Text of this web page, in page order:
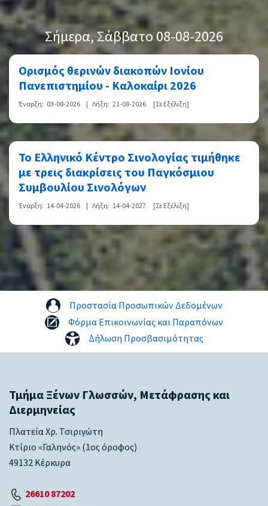
Σήμερα, Σάββατο 08-08-2026
Ορισμός θερινών διακοπών Ιονίου
Πανεπιστημίου - Καλοκαίρι 2026
Έναρξη: 03-08-2026 | Λήξη: 21-08-2026 [Σε Εξέλιξη]
Το Ελληνικό Κέντρο Σινολογίας τιμήθηκε
με τρεις διακρίσεις του Παγκόσμιου
Συμβουλίου Σινολόγων
Έναρξη: 14-04-2026 | Λήξη: 14-04-2027 [Σε Εξέλιξη]
Προστασία Προσωπικών Δεδομένων
Φόρμα Επικοινωνίας και Παραπόνων
Δήλωση Προσβασιμότητας
Τμήμα Ξένων Γλωσσών, Μετάφρασης και
Διερμηνείας
Πλατεία Χρ. Τσιριγώτη
Κτίριο «Γαληνός» (1ος όροφος)
49132 Κέρκυρα
26610 87202